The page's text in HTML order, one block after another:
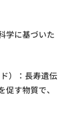
学に基づいた
）：長寿遺伝
す物質で、